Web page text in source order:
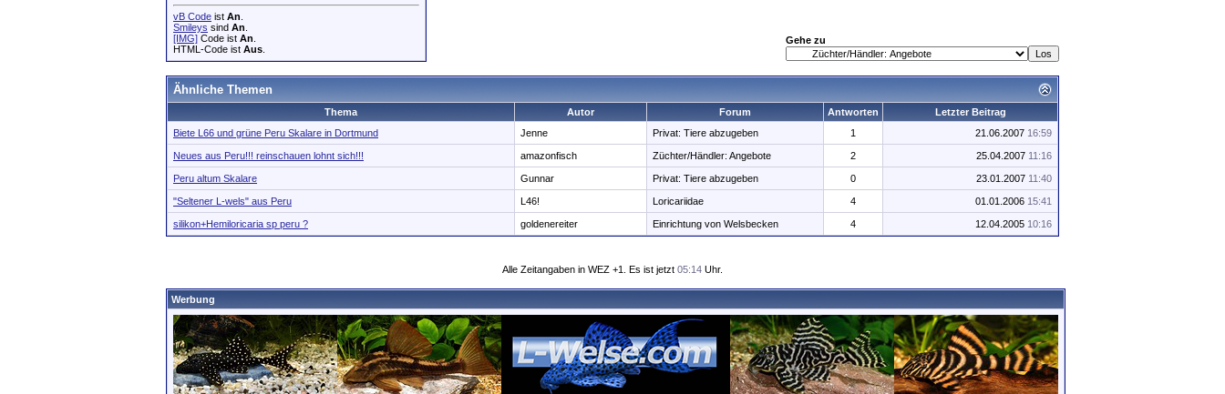
vB Code ist An
Smileys sind An
[IMG] Code ist An
HTML-Code ist Aus
Gehe zu
Ähnliche Themen
Thema Autor Forum Antworten
Letzter Beitrag
Biete L66 und grüne Peru Skalare in Dortmund
Jenne Privat: Tiere abzugeben 1 21.06.2007 16:59
Neues aus Peru!!! reinschauen lohnt sich!!! amazonfisch Züchter/Händler: Angebote 2 25.04.2007 11:16
Peru altum Skalare Gunnar Privat: Tiere abzugeben 0 23.01.2007 11:40
"Seltener L-wels" aus Peru L46! Loricariidae 4 01.01.2006 15:41
silikon+Hemiloricaria sp peru ? goldenereiter Einrichtung von Welsbecken 4 12.04.2005 10:16
Alle Zeitangaben in WEZ +1. Es ist jetzt 05:14 Uhr.
Werbung